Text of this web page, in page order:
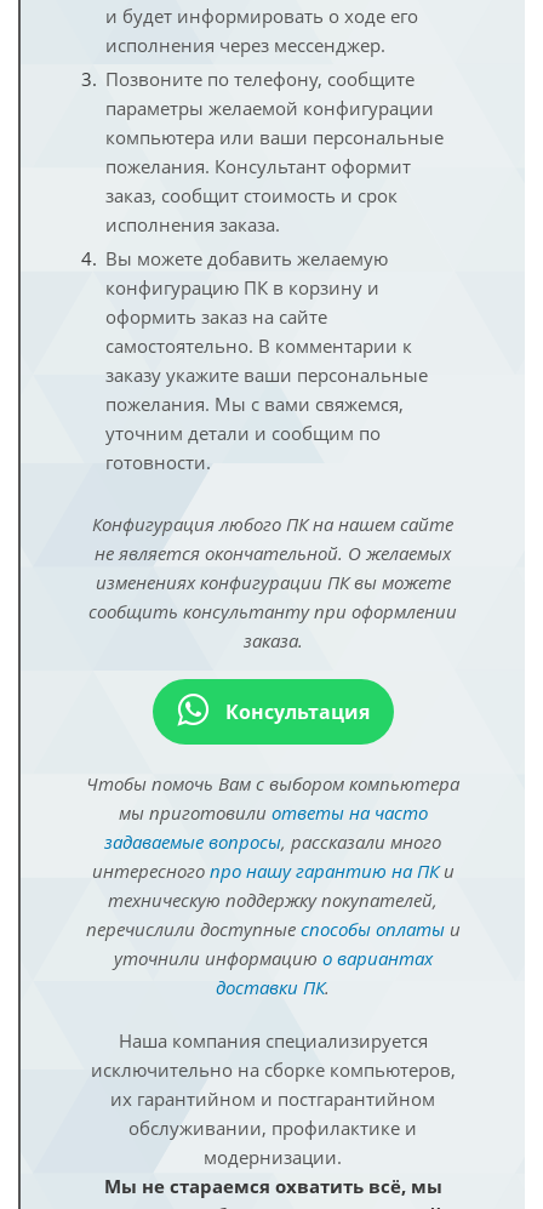
и будет информировать о ходе его
исполнения через мессенджер.
Позвоните по телефону, сообщите
параметры желаемой конфигурации
компьютера или ваши персональные
пожелания. Консультант оформит
заказ, сообщит стоимость и срок
исполнения заказа.
Вы можете добавить желаемую
конфигурацию ПК в корзину и
оформить заказ на сайте
самостоятельно. В комментарии к
заказу укажите ваши персональные
пожелания. Мы с вами свяжемся,
уточним детали и сообщим по
готовности.
Конфигурация любого ПК на нашем сайте
не является окончательной. О желаемых
изменениях конфигурации ПК вы можете
сообщить консультанту при оформлении
заказа.
Консультация
Чтобы помочь Вам с выбором компьютера
мы приготовили ответы на часто
задаваемые вопросы, рассказали много
интересного про нашу гарантию на ПКи
техническую поддержку покупателей,
перечислили доступные способы оплатыи
уточнили информацию о вариантах
доставки ПК.
Наша компания специализируется
исключительно на сборке компьютеров,
их гарантийном и постгарантийном
обслуживании, профилактике и
модернизации.
Мы не стараемся охватить всё, мы